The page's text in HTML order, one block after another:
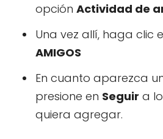
opción Actividad de
Una vez allí, haga clic
AMIGOS
En cuanto aparezca
presione en Seguir a
quiera agregar.